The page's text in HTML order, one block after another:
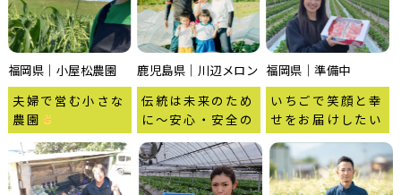
福岡県｜小屋松農園
夫婦で営む小さな
農園
鹿児島県｜川辺メロン
伝統は未来のため
に〜安心・安全の
川辺メロン
福岡県｜準備中
いちごで笑顔と幸
せをお届けしたい
です?